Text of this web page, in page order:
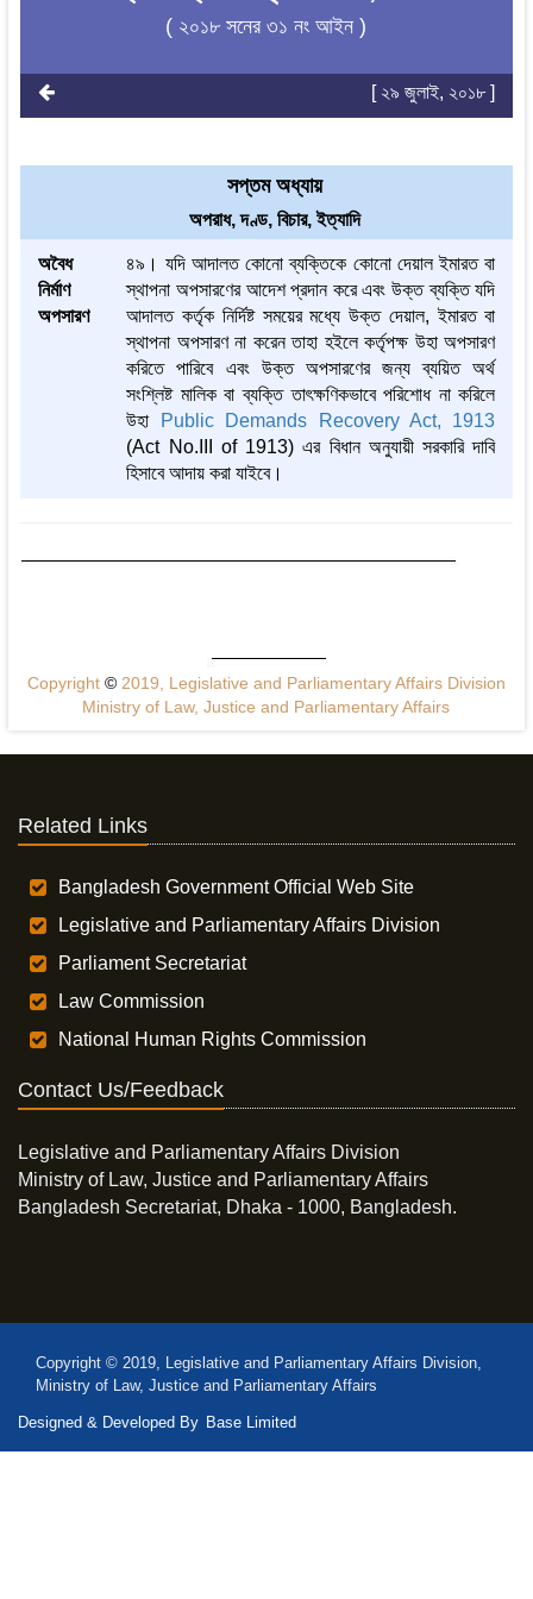
( ২০১৮ সনের ৩১ নং আইন )
[ ২৯ জুলাই, ২০১৮ ]
সপ্তম অধ্যায়
অপরাধ, দণ্ড, বিচার, ইত্যাদি
অবৈধ
নির্মাণ
অপসারণ
৪৯। যদি আদালত কোনো ব্যক্তিকে কোনো দেয়াল ইমারত বা
স্থাপনা অপসারণের আদেশ প্রদান করে এবং উক্ত ব্যক্তি যদি
আদালত কর্তৃক নির্দিষ্ট সময়ের মধ্যে উক্ত দেয়াল, ইমারত বা
স্থাপনা অপসারণ না করেন তাহা হইলে কর্তৃপক্ষ উহা অপসারণ
করিতে পারিবে এবং উক্ত অপসারণের জন্য ব্যয়িত অর্থ
সংশ্লিষ্ট মালিক বা ব্যক্তি তাৎক্ষণিকভাবে পরিশোধ না করিলে
উহা
Public Demands Recovery Act, 1913
(Act No.III of 1913) এর বিধান অনুযায়ী সরকারি দাবি
হিসাবে আদায় করা যাইবে।
Copyright ©2019, Legislative and Parliamentary Affairs Division
Ministry of Law, Justice and Parliamentary Affairs
Related Links
Bangladesh Government Official Web Site
Legislative and Parliamentary Affairs Division
Parliament Secretariat
Law Commission
National Human Rights Commission
Contact Us/Feedback
Legislative and Parliamentary Affairs Division
Ministry of Law, Justice and Parliamentary Affairs
Bangladesh Secretariat, Dhaka - 1000, Bangladesh.
Copyright © 2019, Legislative and Parliamentary Affairs Division,
Ministry of Law, Justice and Parliamentary Affairs
Designed & Developed By Base Limited